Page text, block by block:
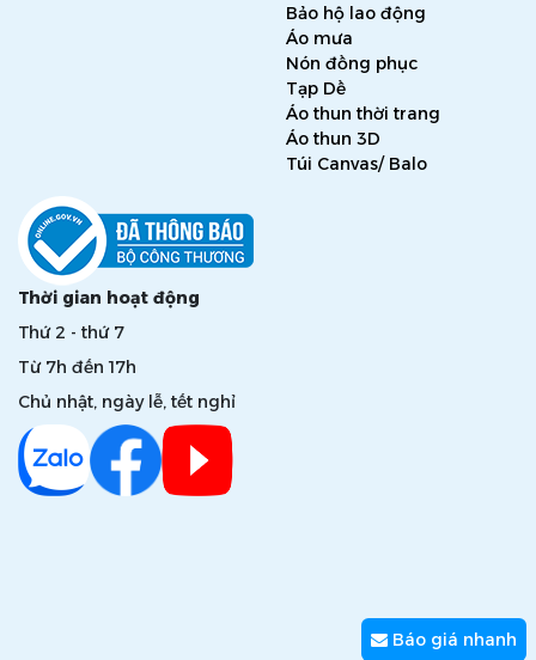
Bảo hộ lao động
Áo mưa
Nón đồng phục
Tạp Dề
Áo thun thời trang
Áo thun 3D
Túi Canvas/ Balo
Thời gian hoạt động
Thứ 2 - thứ 7
Từ 7h đến 17h
Chủ nhật, ngày lễ, tết nghỉ
Báo giá nhanh